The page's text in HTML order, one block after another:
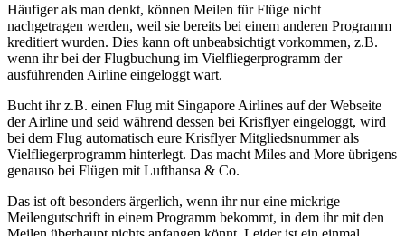
Häufiger als man denkt, können Meilen für Flüge nicht
nachgetragen werden, weil sie bereits bei einem anderen Programm
kreditiert wurden. Dies kann oft unbeabsichtigt vorkommen, z.B.
wenn ihr bei der Flugbuchung im Vielfliegerprogramm der
ausführenden Airline eingeloggt wart.
Bucht ihr z.B. einen Flug mit Singapore Airlines auf der Webseite
der Airline und seid während dessen bei Krisflyer eingeloggt, wird
bei dem Flug automatisch eure Krisflyer Mitgliedsnummer als
Vielfliegerprogramm hinterlegt. Das macht Miles and More übrigens
genauso bei Flügen mit Lufthansa & Co.
Das ist oft besonders ärgerlich, wenn ihr nur eine mickrige
Meilengutschrift in einem Programm bekommt, in dem ihr mit den